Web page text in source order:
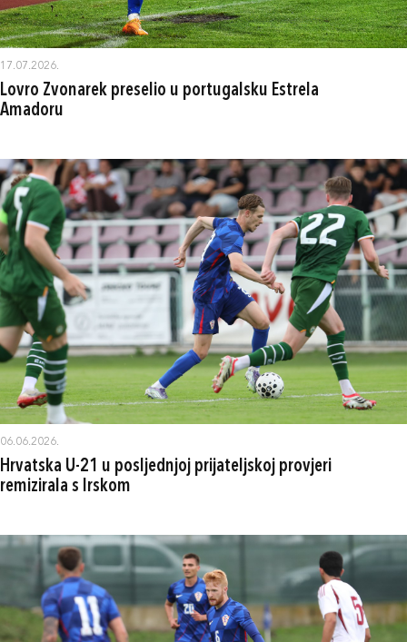
17.07.2026.
Lovro Zvonarek preselio u portugalsku Estrela
Amadoru
06.06.2026.
Hrvatska U-21 u posljednjoj prijateljskoj provjeri
remizirala s Irskom